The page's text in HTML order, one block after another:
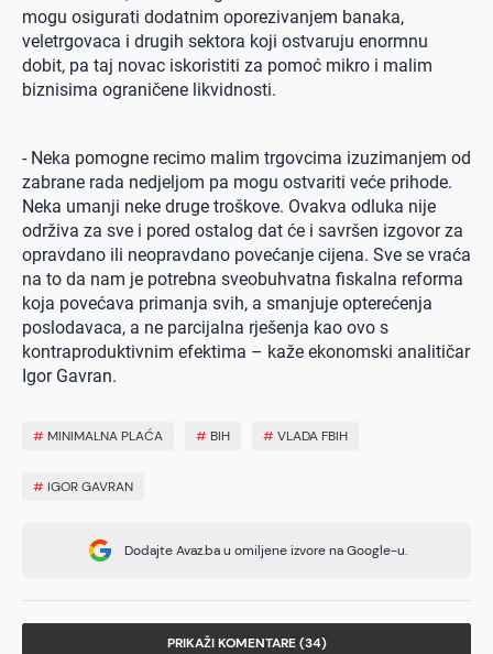
mogu osigurati dodatnim oporezivanjem banaka,
veletrgovaca i drugih sektora koji ostvaruju enormnu
dobit, pa taj novac iskoristiti za pomoć mikro i malim
biznisima ograničene likvidnosti.
- Neka pomogne recimo malim trgovcima izuzimanjem od
zabrane rada nedjeljom pa mogu ostvariti veće prihode.
Neka umanji neke druge troškove. Ovakva odluka nije
održiva za sve i pored ostalog dat će i savršen izgovor za
opravdano ili neopravdano povećanje cijena. Sve se vraća
na to da nam je potrebna sveobuhvatna fiskalna reforma
koja povećava primanja svih, a smanjuje opterećenja
poslodavaca, a ne parcijalna rješenja kao ovo s
kontraproduktivnim efektima – kaže ekonomski analitičar
Igor Gavran.
# MINIMALNA PLAĆA # BIH #VLADA FBIH
# IGOR GAVRAN
Dodajte Avaz.ba u omiljene izvore na Google-u.
PRIKAŽI KOMENTARE (34)